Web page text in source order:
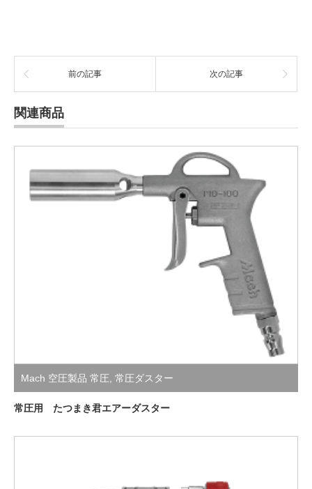
前の記事 次の記事
関連商品
Mach 空圧製品 常圧, 常圧ダスター
常圧用 たつまき君エアーダスター